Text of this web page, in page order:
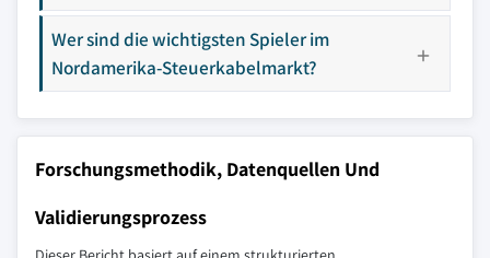
Wer sind die wichtigsten Spieler im
Nordamerika-Steuerkabelmarkt?
Forschungsmethodik, Datenquellen Und
Validierungsprozess